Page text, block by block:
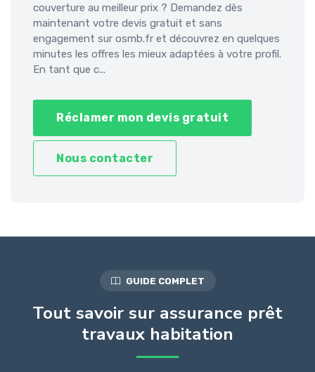
couverture au meilleur prix ? Demandez dès
maintenant votre devis gratuit et sans
engagement sur osmb.fr et découvrez en quelques
minutes les offres les mieux adaptées à votre profil.
En tant que c...
Réclamer mon devis gratuit
Nous contacter
GUIDE COMPLET
Tout savoir sur assurance prêt
travaux habitation